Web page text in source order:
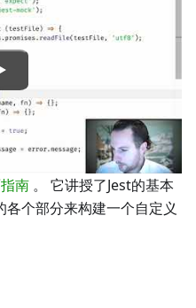
南 。 它讲授了Jest的基本
个部分来构建一个自定义